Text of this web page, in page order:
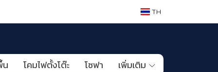
TH
น โคมไฟตั้งโต๊ะ โซฟา เพิ่มเติม